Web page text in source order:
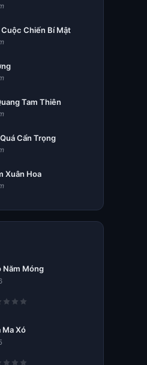
Chiến Bí Mật
Tam Thiên
Cẩn Trọng
Xuân Hoa
Năm Móng
Ma Xó